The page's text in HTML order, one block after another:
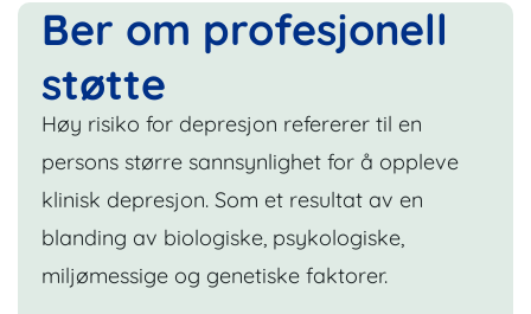
Ber om profesjonell
støtte
Høy risiko for depresjon refererer til en
persons større sannsynlighet for å oppleve
klinisk depresjon. Som et resultat av en
blanding av biologiske, psykologiske,
miljømessige og genetiske faktorer.